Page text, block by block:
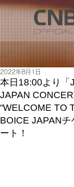
本日18:00より「
JAPAN
“WELCOME TO
BOICE JAPANチ
ート！
2022年8月1日